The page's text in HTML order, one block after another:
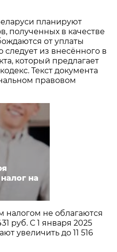
планируют
полученных в качестве
от уплаты
следует из внесённого в
который предлагает
Текст документа
правовом
на
налогом не облагаются
руб. С 1 января 2025
увеличить до 11 516